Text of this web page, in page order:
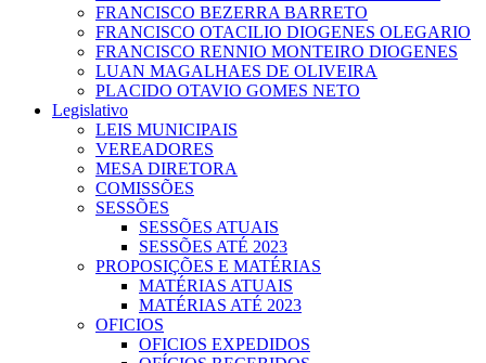
FRANCISCO BEZERRA BARRETO
FRANCISCO OTACILIO DIOGENES OLEGARIO
FRANCISCO RENNIO MONTEIRO DIOGENES
LUAN MAGALHAES DE OLIVEIRA
PLACIDO OTAVIO GOMES NETO
Legislativo
LEIS MUNICIPAIS
VEREADORES
MESA DIRETORA
COMISSÕES
SESSÕES
SESSÕES ATUAIS
SESSÕES ATÉ 2023
PROPOSIÇÕES E MATÉRIAS
MATÉRIAS ATUAIS
MATÉRIAS ATÉ 2023
OFICIOS
OFICIOS EXPEDIDOS